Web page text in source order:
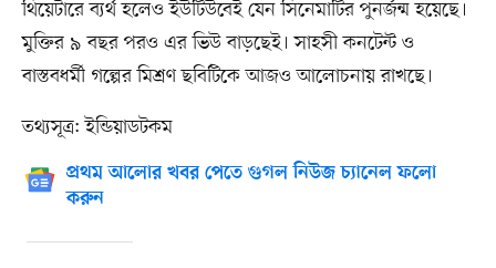
থিয়েটারে ব্যর্থ হলেও ইউটিউবেই যেন সিনেমাটির পুনর্জন্ম হয়েছে।
মুক্তির ৯ বছর পরও এর ভিউ বাড়ছেই। সাহসী কনটেন্ট ও
বাস্তবধর্মী গল্পের মিশ্রণ ছবিটিকে আজও আলোচনায় রাখছে।
তথ্যসূত্র: ইন্ডিয়াডটকম
প্রথম আলোর খবর পেতে গুগল নিউজ চ্যানেল ফলো
করুন